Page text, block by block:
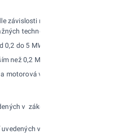
závislosti na druhu zdrojů a jejich
technologických procesů
do 5 MW a zařízení
0,2 MW, zařízení
motorová vozidla, železniční
v zákonu o odpadech.
v zákonu o odpadech.